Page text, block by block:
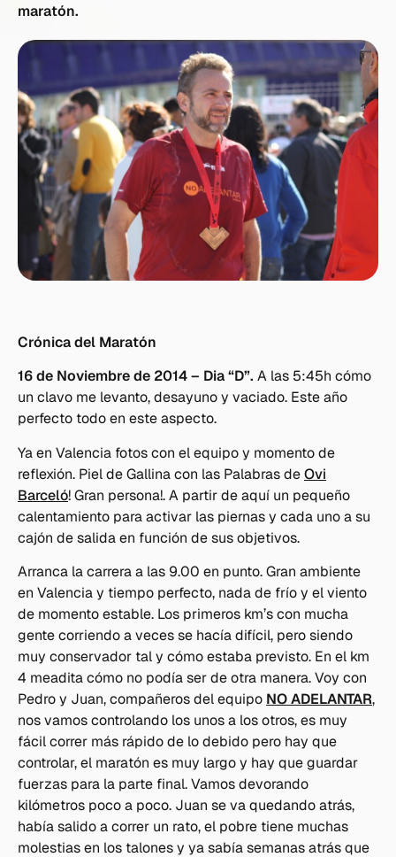
maratón.
Crónica del Maratón
16 de Noviembre de 2014 – Dia “D”. A las 5:45h cómo
un clavo me levanto, desayuno y vaciado. Este año
perfecto todo en este aspecto.
Ya en Valencia fotos con el equipo y momento de
reflexión. Piel de Gallina con las Palabras deOvi
Barceló! Gran persona!. A partir de aquí un pequeño
calentamiento para activar las piernas y cada uno a su
cajón de salida en función de sus objetivos.
Arranca la carrera a las 9.00 en punto. Gran ambiente
en Valencia y tiempo perfecto, nada de frío y el viento
de momento estable. Los primeros km’s con mucha
gente corriendo a veces se hacía difícil, pero siendo
muy conservador tal y cómo estaba previsto. En el km
4 meadita cómo no podía ser de otra manera. Voy con
Pedro y Juan, compañeros del equipo NO ADELANTAR,
nos vamos controlando los unos a los otros, es muy
fácil correr más rápido de lo debido pero hay que
controlar, el maratón es muy largo y hay que guardar
fuerzas para la parte final. Vamos devorando
kilómetros poco a poco. Juan se va quedando atrás,
había salido a correr un rato, el pobre tiene muchas
molestias en los talones y ya sabía semanas atrás que